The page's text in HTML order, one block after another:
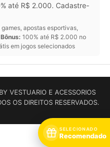
até R$ 2.000. Cadastre-
apostas esportivas,
Bônus: 100% até R$ 2.000 no
em jogos selecionados
VESTUARIO E ACESSORIOS
OS DIREITOS RESERVADOS.
SELECIONADO
Recomendado